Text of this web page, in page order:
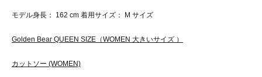
モデル身長： 162 cm 着用サイズ： M サイズ
Golden Bear QUEEN SIZE（WOMEN 大きいサイズ ）
カットソー (WOMEN)